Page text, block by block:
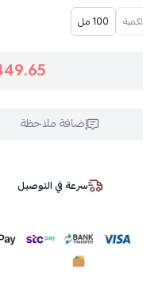
100 مل
إضافة ملاحظة
سرعة في التوصيل